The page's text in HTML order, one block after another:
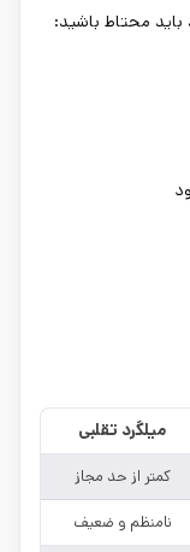
باید محتاط باشید:
میلگرد تقلبی
کمتر از حد مجاز
نامنظم و ضعیف